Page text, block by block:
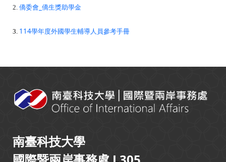
2. 僑委會_僑生獎助學金
3. 114學年度外國學生輔導人員參考手冊
:::
南臺科技大學